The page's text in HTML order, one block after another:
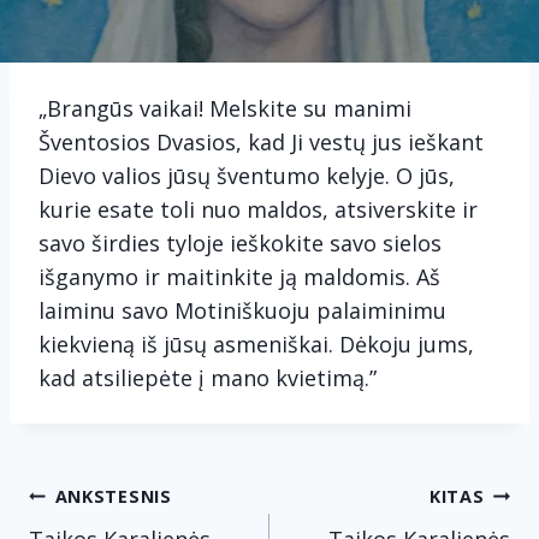
„Brangūs vaikai! Melskite su manimi
Šventosios Dvasios, kad Ji vestų jus ieškant
Dievo valios jūsų šventumo kelyje. O jūs,
kurie esate toli nuo maldos, atsiverskite ir
savo širdies tyloje ieškokite savo sielos
išganymo ir maitinkite ją maldomis. Aš
laiminu savo Motiniškuoju palaiminimu
kiekvieną iš jūsų asmeniškai. Dėkoju jums,
kad atsiliepėte į mano kvietimą.”
Navigacija
ANKSTESNIS KITAS